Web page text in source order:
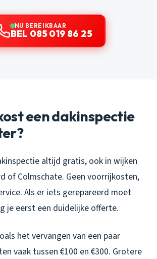
NU BEREIKBAAR
BEL 085 019 86 25
een dakinspectie
altijd gratis, ook in wijken
of Colmschate. Geen voorrijkosten,
Als er iets gerepareerd moet
je eerst een duidelijke offerte.
het vervangen van een paar
vaak tussen €100 en €300. Grotere